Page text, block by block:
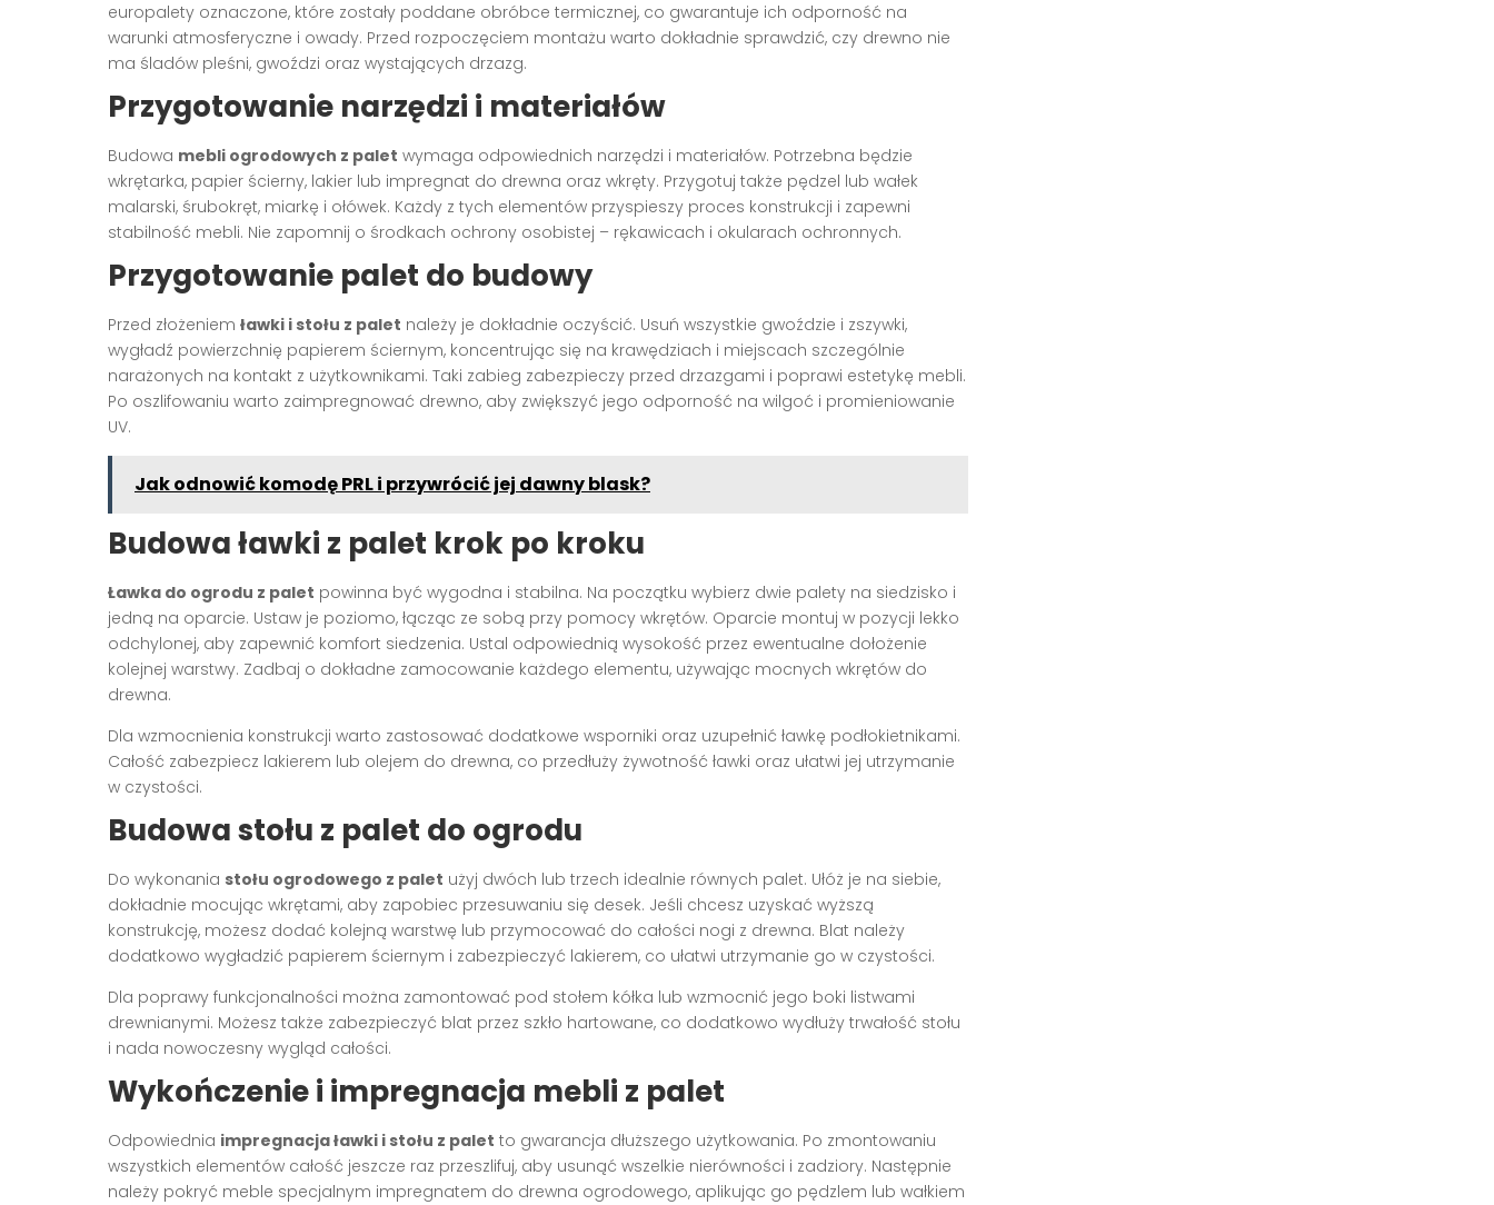
europalety oznaczone, które zostały poddane obróbce termicznej, co gwarantuje ich odporność na
warunki atmosferyczne i owady. Przed rozpoczęciem montażu warto dokładnie sprawdzić, czy drewno nie
ma śladów pleśni, gwoździ oraz wystających drzazg.
Przygotowanie narzędzi i materiałów
Budowa mebli ogrodowych z palet wymaga odpowiednich narzędzi i materiałów. Potrzebna będzie
wkrętarka, papier ścierny, lakier lub impregnat do drewna oraz wkręty. Przygotuj także pędzel lub wałek
malarski, śrubokręt, miarkę i ołówek. Każdy z tych elementów przyspieszy proces konstrukcji i zapewni
stabilność mebli. Nie zapomnij o środkach ochrony osobistej – rękawicach i okularach ochronnych.
Przygotowanie palet do budowy
Przed złożeniem ławki i stołu z palet należy je dokładnie oczyścić. Usuń wszystkie gwoździe i zszywki,
wygładź powierzchnię papierem ściernym, koncentrując się na krawędziach i miejscach szczególnie
narażonych na kontakt z użytkownikami. Taki zabieg zabezpieczy przed drzazgami i poprawi estetykę mebli.
Po oszlifowaniu warto zaimpregnować drewno, aby zwiększyć jego odporność na wilgoć i promieniowanie
UV.
Jak odnowić komodę PRL i przywrócić jej dawny blask?
Budowa ławki z palet krok po kroku
Ławka do ogrodu z palet powinna być wygodna i stabilna. Na początku wybierz dwie palety na siedzisko i
jedną na oparcie. Ustaw je poziomo, łącząc ze sobą przy pomocy wkrętów. Oparcie montuj w pozycji lekko
odchylonej, aby zapewnić komfort siedzenia. Ustal odpowiednią wysokość przez ewentualne dołożenie
kolejnej warstwy. Zadbaj o dokładne zamocowanie każdego elementu, używając mocnych wkrętów do
drewna.
Dla wzmocnienia konstrukcji warto zastosować dodatkowe wsporniki oraz uzupełnić ławkę podłokietnikami.
Całość zabezpiecz lakierem lub olejem do drewna, co przedłuży żywotność ławki oraz ułatwi jej utrzymanie
w czystości.
Budowa stołu z palet do ogrodu
Do wykonania stołu ogrodowego z palet użyj dwóch lub trzech idealnie równych palet. Ułóż je na siebie,
dokładnie mocując wkrętami, aby zapobiec przesuwaniu się desek. Jeśli chcesz uzyskać wyższą
konstrukcję, możesz dodać kolejną warstwę lub przymocować do całości nogi z drewna. Blat należy
dodatkowo wygładzić papierem ściernym i zabezpieczyć lakierem, co ułatwi utrzymanie go w czystości.
Dla poprawy funkcjonalności można zamontować pod stołem kółka lub wzmocnić jego boki listwami
drewnianymi. Możesz także zabezpieczyć blat przez szkło hartowane, co dodatkowo wydłuży trwałość stołu
i nada nowoczesny wygląd całości.
Wykończenie i impregnacja mebli z palet
Odpowiednia impregnacja ławki i stołu z palet to gwarancja dłuższego użytkowania. Po zmontowaniu
wszystkich elementów całość jeszcze raz przeszlifuj, aby usunąć wszelkie nierówności i zadziory. Następnie
należy pokryć meble specjalnym impregnatem do drewna ogrodowego, aplikując go pędzlem lub wałkiem